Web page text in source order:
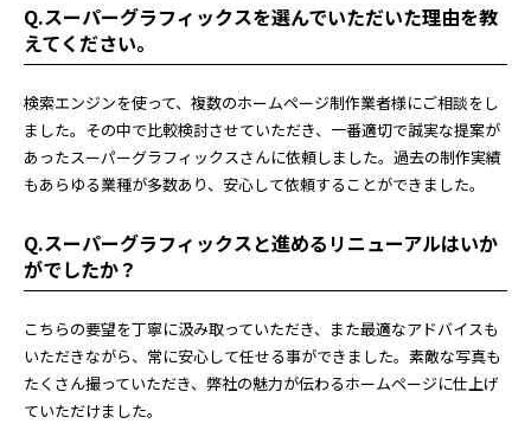
Q.スーパーグラフィックスを選んでいただいた理由を教
えてください。
検索エンジンを使って、複数のホームページ制作業者様にご相談をし
ました。その中で比較検討させていただき、一番適切で誠実な提案が
あったスーパーグラフィックスさんに依頼しました。過去の制作実績
もあらゆる業種が多数あり、安心して依頼することができました。
Q.スーパーグラフィックスと進めるリニューアルはいか
がでしたか？
こちらの要望を丁寧に汲み取っていただき、また最適なアドバイスも
いただきながら、常に安心して任せる事ができました。素敵な写真も
たくさん撮っていただき、弊社の魅力が伝わるホームページに仕上げ
ていただけました。